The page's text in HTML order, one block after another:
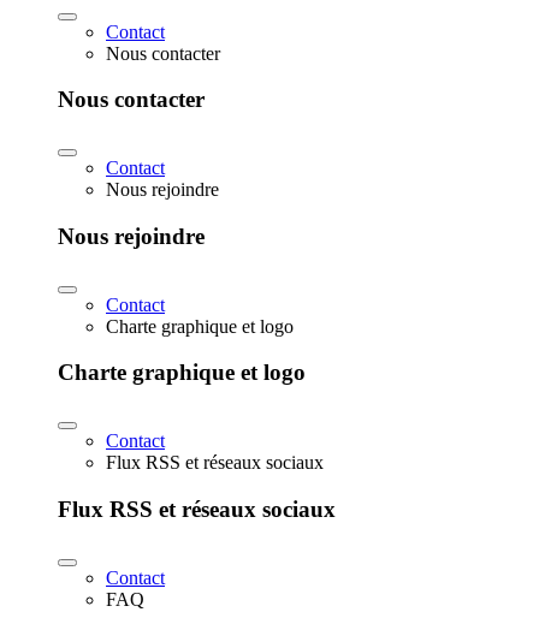
Contact
Nous contacter
Nous contacter
Contact
Nous rejoindre
Nous rejoindre
Contact
Charte graphique et logo
Charte graphique et logo
Contact
Flux RSS et réseaux sociaux
Flux RSS et réseaux sociaux
Contact
FAQ